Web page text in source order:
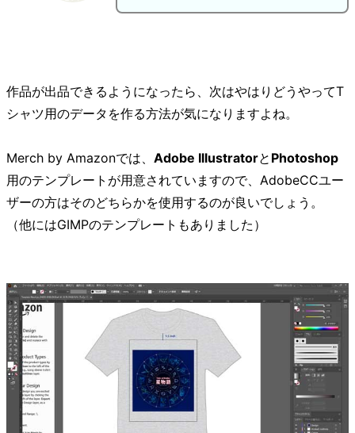
作品が出品できるようになったら、次はやはりどうやってT
シャツ用のデータを作る方法が気になりますよね。
Merch by Amazonでは、 Adobe Illustratorと Photoshop
用のテンプレートが用意されていますので、AdobeCCユー
ザーの方はそのどちらかを使用するのが良いでしょう。
（他にはGIMPのテンプレートもありました）